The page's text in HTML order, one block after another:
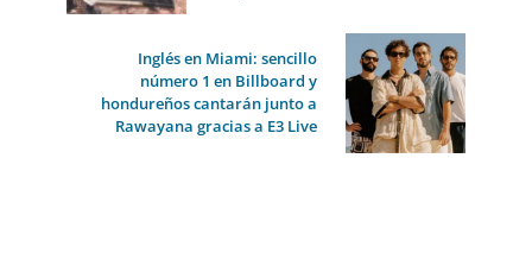
Inglés en Miami: sencillo
número 1 en Billboard y
hondureños cantarán junto a
Rawayana gracias a E3 Live